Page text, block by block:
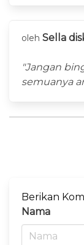
oleh Sella
"Jangan
semuanya
Berikan
Nama